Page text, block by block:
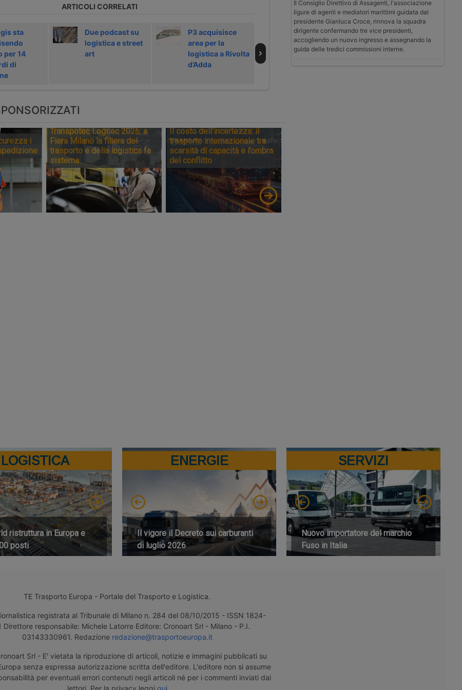
ARTICOLI CORRELATI
sta
per 14
di
Due podcast su
logistica e street
art
P3 acquisisce
area per la
logistica a Rivolta
d’Adda
Immobiliare
logistica in forte
crescita a metà
Garbe inaugura
piattaforma
logistica a Covo
i
Transpotec Logitec 2026: a
Fiera Milano la filiera del
trasporto e della logistica fa
sistema
Il costo dell’incertezza: il
trasporto internazionale tra
scarsità di capacità e l’ombra
del conflitto
Il Consiglio Direttivo di Assagenti, l'associazione
ligure di agenti e mediatori marittimi guidata dal
presidente Gianluca Croce, rinnova la squadra
dirigente confermando tre vice presidenti,
accogliendo un nuovo ingresso e assegnando la
guida delle tredici commissioni interne.
LOGISTICA
ristruttura in Europa e
posti
ENERGIE
Il vigore il Decreto sui carburanti
di luglio 2026
SERVIZI
Nuovo importatore del marchio
Fuso in Italia
TE Trasporto Europa - Portale del Trasporto e Logistica.
registrata al Tribunale di Milano n. 284 del 08/10/2015 - ISSN 1824-
Direttore responsabile: Michele Latorre Editore: Cronoart Srl - Milano - P.I.
03143330961. Redazione redazione@trasportoeuropa.it
Srl - E' vietata la riproduzione di articoli, notizie e immagini pubblicati su
senza espressa autorizzazione scritta dell'editore. L'editore non si assume
per eventuali errori contenuti negli articoli né per i commenti inviati dai
lettori. Per la privacy leggi qui